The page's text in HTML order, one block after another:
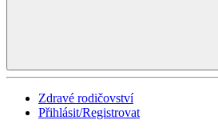
Zdravé rodičovství
Přihlásit/Registrovat